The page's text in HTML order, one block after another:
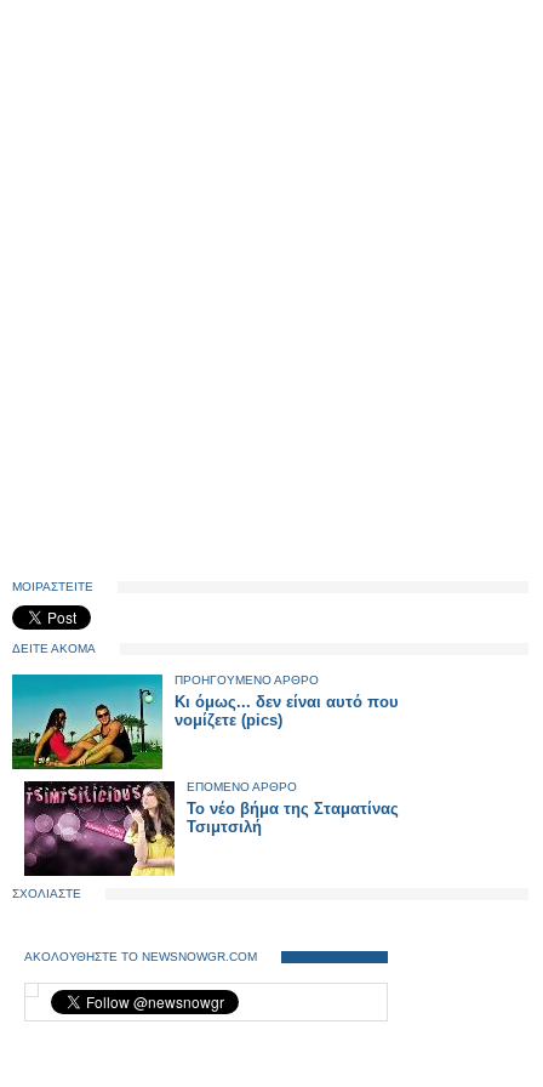
ΜΟΙΡΑΣΤΕΙΤΕ
ΔΕΙΤΕ ΑΚΟΜΑ
ΠΡΟΗΓΟΥΜΕΝΟ ΑΡΘΡΟ
Κι όμως... δεν είναι αυτό που
νομίζετε (pics)
ΕΠΟΜΕΝΟ ΑΡΘΡΟ
Το νέο βήμα της Σταματίνας
Τσιμτσιλή
ΣΧΟΛΙΑΣΤΕ
ΑΚΟΛΟΥΘΗΣΤΕ ΤΟ NEWSNOWGR.COM